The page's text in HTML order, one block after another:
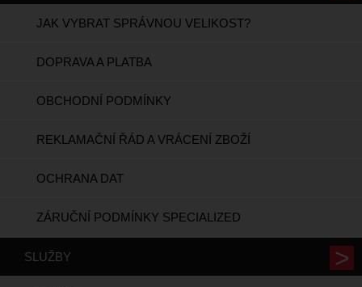
JAK VYBRAT SPRÁVNOU VELIKOST?
DOPRAVA A PLATBA
OBCHODNÍ PODMÍNKY
REKLAMAČNÍ ŘÁD A VRÁCENÍ ZBOŽÍ
OCHRANA DAT
ZÁRUČNÍ PODMÍNKY SPECIALIZED
SLUŽBY